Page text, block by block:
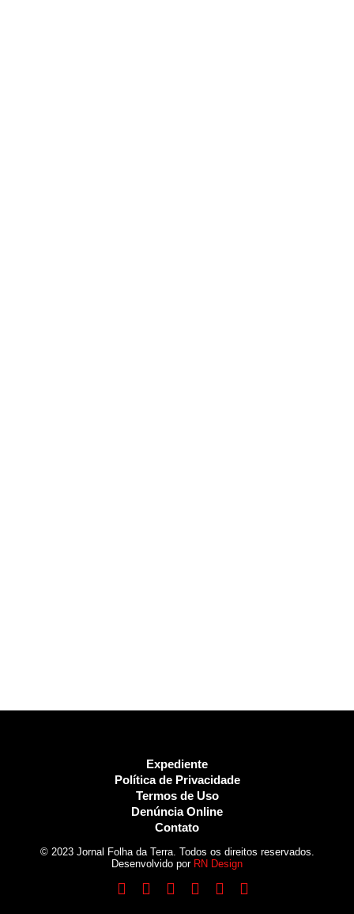
Expediente
Política de Privacidade
Termos de Uso
Denúncia Online
Contato
© 2023 Jornal Folha da Terra. Todos os direitos reservados.
Desenvolvido por RN Design